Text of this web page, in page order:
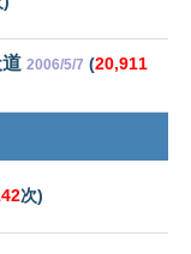
2006/5/7 (20,911
次)